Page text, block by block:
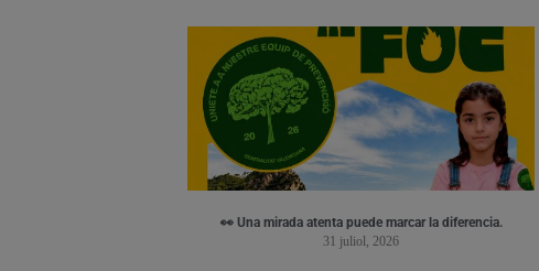
👀 Una mirada atenta puede marcar la diferencia.
31 juliol, 2026